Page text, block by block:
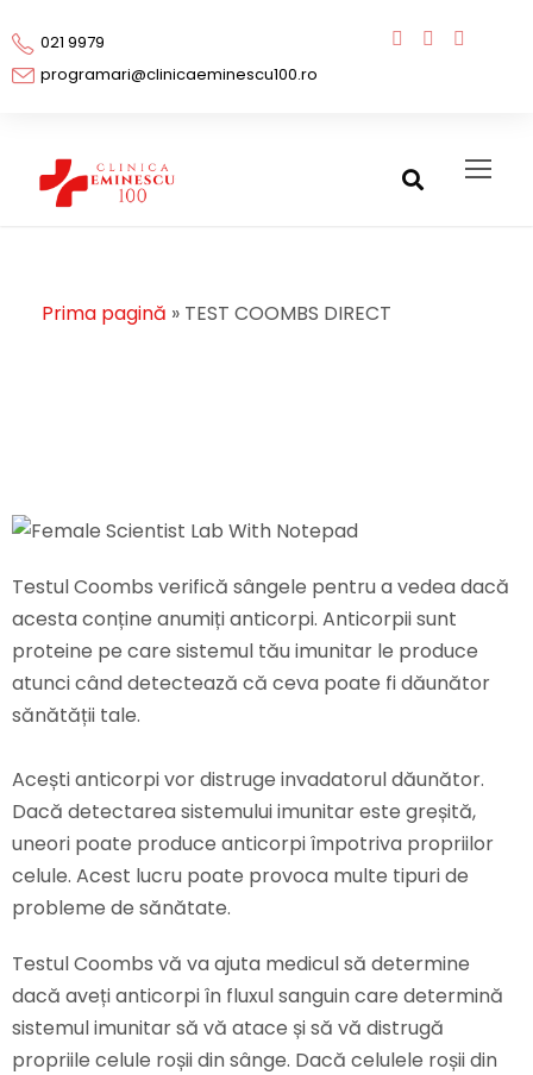
021 9979
programari@clinicaeminescu100.ro
Prima pagină » TEST COOMBS DIRECT
Testul Coombs verifică sângele pentru a vedea dacă
acesta conține anumiți anticorpi. Anticorpii sunt
proteine ​​pe care sistemul tău imunitar le produce
atunci când detectează că ceva poate fi dăunător
sănătății tale.
Acești anticorpi vor distruge invadatorul dăunător.
Dacă detectarea sistemului imunitar este greșită,
uneori poate produce anticorpi împotriva propriilor
celule. Acest lucru poate provoca multe tipuri de
probleme de sănătate.
Testul Coombs vă va ajuta medicul să determine
dacă aveți anticorpi în fluxul sanguin care determină
sistemul imunitar să vă atace și să vă distrugă
propriile celule roșii din sânge. Dacă celulele roșii din